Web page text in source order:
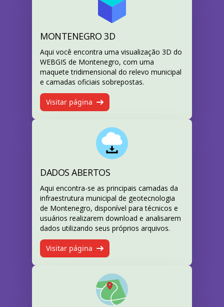
MONTENEGRO 3D
Aqui você encontra uma visualização 3D do
WEBGIS de Montenegro, com uma
maquete tridimensional do relevo municipal
e camadas oficiais sobrepostas.
Visitar página
DADOS ABERTOS
Aqui encontra-se as principais camadas da
infraestrutura municipal de geotecnologia
de Montenegro, disponível para técnicos e
usuários realizarem download e analisarem
dados utilizando seus próprios arquivos.
Visitar página